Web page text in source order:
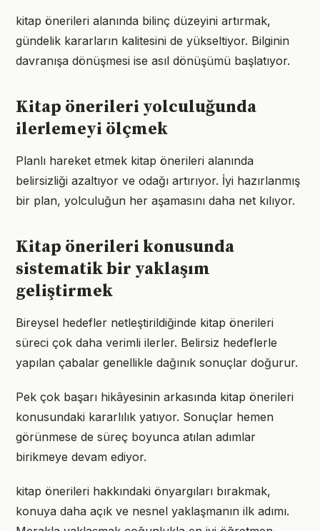
kitap önerileri alanında bilinç düzeyini artırmak,
gündelik kararların kalitesini de yükseltiyor. Bilginin
davranışa dönüşmesi ise asıl dönüşümü başlatıyor.
Kitap önerileri yolculuğunda
ilerlemeyi ölçmek
Planlı hareket etmek kitap önerileri alanında
belirsizliği azaltıyor ve odağı artırıyor. İyi hazırlanmış
bir plan, yolculuğun her aşamasını daha net kılıyor.
Kitap önerileri konusunda
sistematik bir yaklaşım
geliştirmek
Bireysel hedefler netleştirildiğinde kitap önerileri
süreci çok daha verimli ilerler. Belirsiz hedeflerle
yapılan çabalar genellikle dağınık sonuçlar doğurur.
Pek çok başarı hikâyesinin arkasında kitap önerileri
konusundaki kararlılık yatıyor. Sonuçlar hemen
görünmese de süreç boyunca atılan adımlar
birikmeye devam ediyor.
kitap önerileri hakkındaki önyargıları bırakmak,
konuya daha açık ve nesnel yaklaşmanın ilk adımı.